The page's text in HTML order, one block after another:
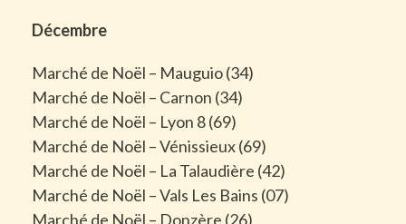
Décembre
Marché de Noël – Mauguio (34)
Marché de Noël – Carnon (34)
Marché de Noël – Lyon 8 (69)
Marché de Noël – Vénissieux (69)
Marché de Noël – La Talaudière (42)
Marché de Noël – Vals Les Bains (07)
Marché de Noël – Donzère (26)